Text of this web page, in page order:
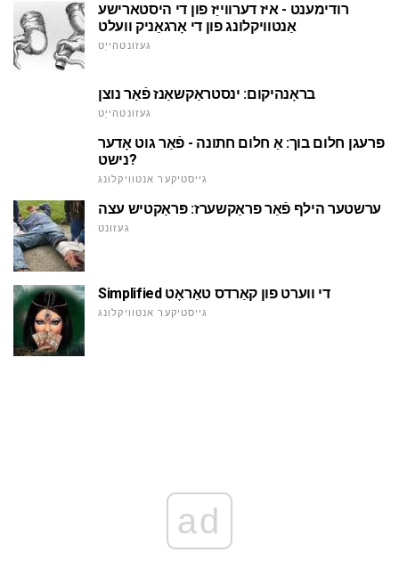
רודימענט - איז דערווייַז פון די היסטארישע
אַנטוויקלונג פון די אָרגאַניק וועלט
געזונטהייַט
בראָנהיקום: ינסטראַקשאַנז פֿאַר נוצן
געזונטהייַט
פרעגן חלום בוך: אַ חלום חתונה - פֿאַר גוט אָדער
נישט?
גייסטיקער אנטוויקלונג
ערשטער הילף פֿאַר פראַקשערז: פּראַקטיש עצה
געזונט
Simplified די ווערט פון קאַרדס טאַראָט
גייסטיקער אנטוויקלונג
ad